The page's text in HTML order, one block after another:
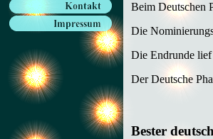
Beim Deutschen
Die
Die Endrunde
Der Deutsche
Bester